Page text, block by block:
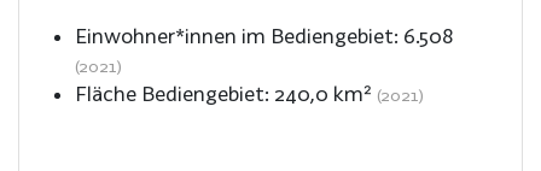
Einwohner*innen im Bediengebiet: 6.508
(2021)
Fläche Bediengebiet: 240,0 km² (2021)